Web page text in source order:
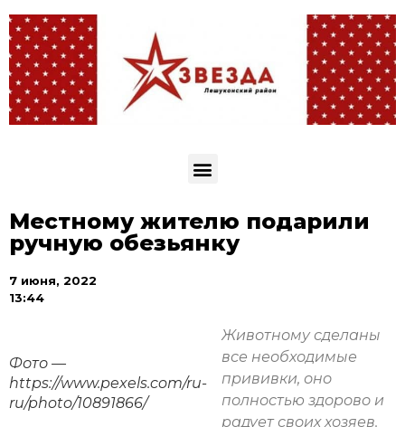
Местному жителю подарили
ручную обезьянку
7 июня, 2022
13:44
Фото —
https://www.pexels.com/ru-
ru/photo/10891866/
Животному сделаны
все необходимые
прививки, оно
полностью здорово и
радует своих хозяев.